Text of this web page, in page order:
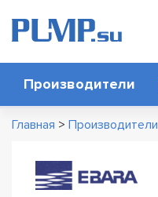
Производители
Главная > Производители